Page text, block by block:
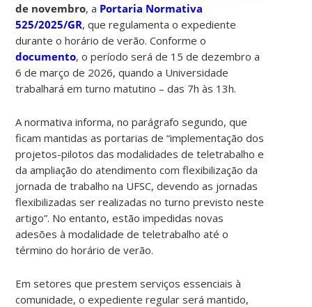
de novembro, a Portaria Normativa
525/2025/GR, que regulamenta o expediente
durante o horário de verão. Conforme o
documento, o período será de 15 de dezembro a
6 de março de 2026, quando a Universidade
trabalhará em turno matutino – das 7h às 13h.
A normativa informa, no parágrafo segundo, que
ficam mantidas as portarias de “implementação dos
projetos-pilotos das modalidades de teletrabalho e
da ampliação do atendimento com flexibilização da
jornada de trabalho na UFSC, devendo as jornadas
flexibilizadas ser realizadas no turno previsto neste
artigo”. No entanto, estão impedidas novas
adesões à modalidade de teletrabalho até o
término do horário de verão.
Em setores que prestem serviços essenciais à
comunidade, o expediente regular será mantido,